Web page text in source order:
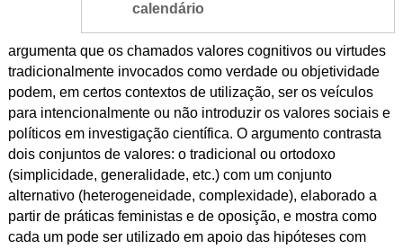
calendário
argumenta que os chamados valores cognitivos ou virtudes
tradicionalmente invocados como verdade ou objetividade
podem, em certos contextos de utilização, ser os veículos
para intencionalmente ou não introduzir os valores sociais e
políticos em investigação científica. O argumento contrasta
dois conjuntos de valores: o tradicional ou ortodoxo
(simplicidade, generalidade, etc.) com um conjunto
alternativo (heterogeneidade, complexidade), elaborado a
partir de práticas feministas e de oposição, e mostra como
cada um pode ser utilizado em apoio das hipóteses com